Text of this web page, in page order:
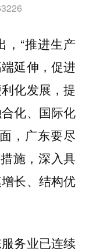
，“推进生产
延伸，促进
化发展，提
化、国际化
，广东要尽
施，深入具
长、结构优
务业已连续